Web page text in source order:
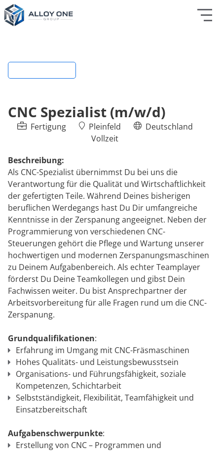
CNC Spezialist (m/w/d)
Fertigung Pleinfeld
Deutschland
Vollzeit
Beschreibung:
Als CNC-Spezialist übernimmst Du bei uns die
Verantwortung für die Qualität und Wirtschaftlichkeit
der gefertigten Teile. Während Deines bisherigen
beruflichen Werdegangs hast Du Dir umfangreiche
Kenntnisse in der Zerspanung angeeignet. Neben der
Programmierung von verschiedenen CNC-
Steuerungen gehört die Pflege und Wartung unserer
hochwertigen und modernen Zerspanungsmaschinen
zu Deinem Aufgabenbereich. Als echter Teamplayer
förderst Du Deine Teamkollegen und gibst Dein
Fachwissen weiter. Du bist Ansprechpartner der
Arbeitsvorbereitung für alle Fragen rund um die CNC-
Zerspanung.
Grundqualifikationen:
Erfahrung im Umgang mit CNC-Fräsmaschinen
Hohes Qualitäts- und Leistungsbewusstsein
Organisations- und Führungsfähigkeit, soziale
Kompetenzen, Schichtarbeit
Selbstständigkeit, Flexibilität, Teamfähigkeit und
Einsatzbereitschaft
Aufgabenschwerpunkte:
Erstellung von CNC – Programmen und